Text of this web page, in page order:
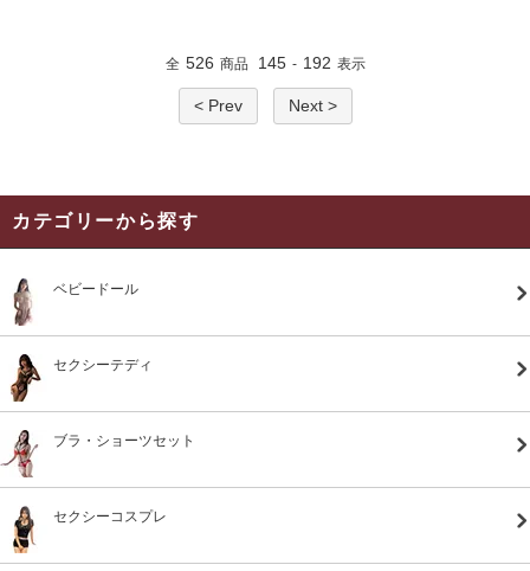
全 526 商品 145 - 192 表示
< Prev Next >
カテゴリーから探す
ベビードール
セクシーテディ
ブラ・ショーツセット
セクシーコスプレ